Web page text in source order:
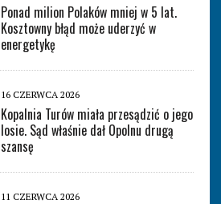
Ponad milion Polaków mniej w 5 lat.
Kosztowny błąd może uderzyć w
energetykę
16 CZERWCA 2026
Kopalnia Turów miała przesądzić o jego
losie. Sąd właśnie dał Opolnu drugą
szansę
11 CZERWCA 2026